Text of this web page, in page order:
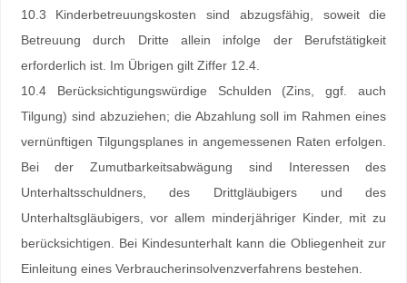
10.3 Kinderbetreuungskosten sind abzugsfähig, soweit die
Betreuung durch Dritte allein infolge der Berufstätigkeit
erforderlich ist. Im Übrigen gilt Ziffer 12.4.
10.4 Berücksichtigungswürdige Schulden (Zins, ggf. auch
Tilgung) sind abzuziehen; die Abzahlung soll im Rahmen eines
vernünftigen Tilgungsplanes in angemessenen Raten erfolgen.
Bei der Zumutbarkeitsabwägung sind Interessen des
Unterhaltsschuldners, des Drittgläubigers und des
Unterhaltsgläubigers, vor allem minderjähriger Kinder, mit zu
berücksichtigen. Bei Kindesunterhalt kann die Obliegenheit zur
Einleitung eines Verbraucherinsolvenzverfahrens bestehen.